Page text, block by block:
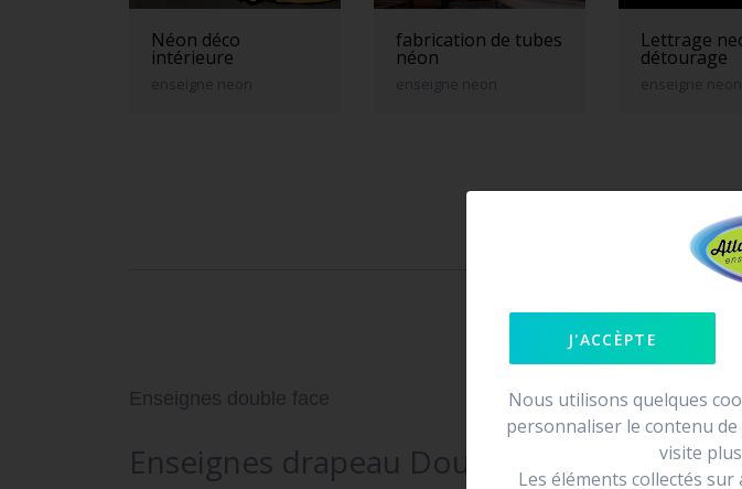
Néon déco
intérieure
enseigne neon
fabrication de tubes
néon
enseigne neon
Lettrage
détourage
enseigne neon
Enseignes double face
Enseignes drapeau Double face
J'ACCÈPTE
Nous utilisons quelques
personnaliser le contenu
visite
Les éléments collectés